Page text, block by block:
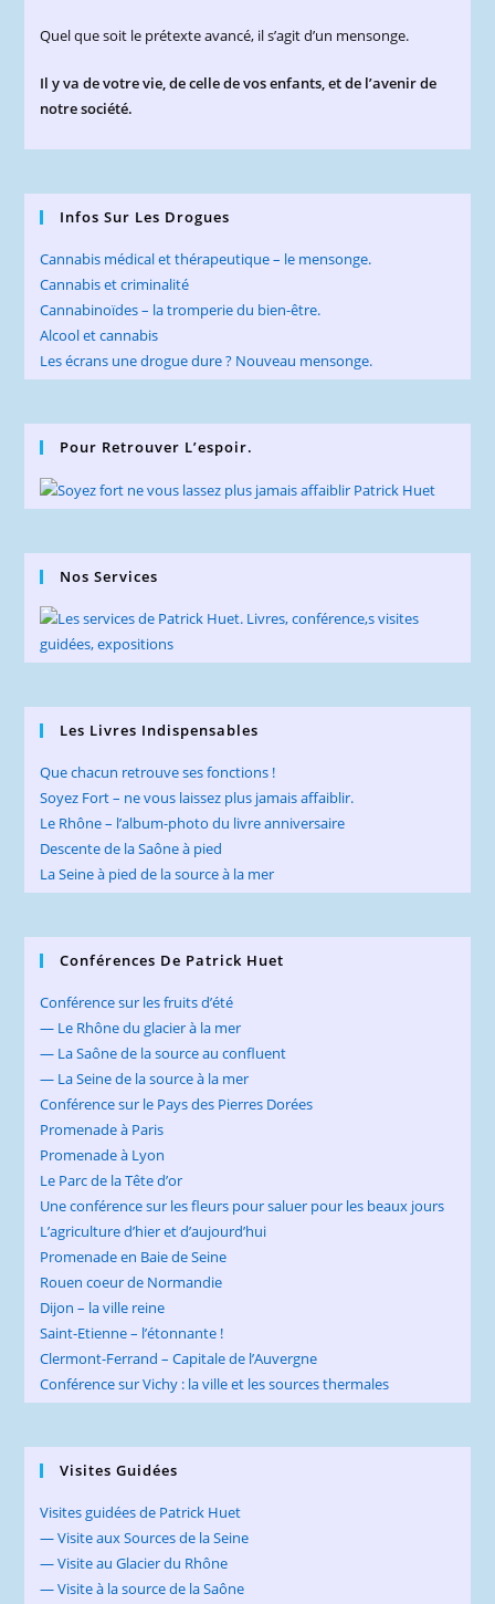
Quel que soit le prétexte avancé, il s’agit d’un mensonge.
Il y va de votre vie, de celle de vos enfants, et de l’avenir de
notre société.
Infos Sur Les Drogues
Cannabis médical et thérapeutique – le mensonge.
Cannabis et criminalité
Cannabinoïdes – la tromperie du bien-être.
Alcool et cannabis
Les écrans une drogue dure ? Nouveau mensonge.
Pour Retrouver L’espoir.
Nos Services
Les Livres Indispensables
Que chacun retrouve ses fonctions !
Soyez Fort – ne vous laissez plus jamais affaiblir.
Le Rhône – l’album-photo du livre anniversaire
Descente de la Saône à pied
La Seine à pied de la source à la mer
Conférences De Patrick Huet
Conférence sur les fruits d’été
— Le Rhône du glacier à la mer
— La Saône de la source au confluent
— La Seine de la source à la mer
Conférence sur le Pays des Pierres Dorées
Promenade à Paris
Promenade à Lyon
Le Parc de la Tête d’or
Une conférence sur les fleurs pour saluer pour les beaux jours
L’agriculture d’hier et d’aujourd’hui
Promenade en Baie de Seine
Rouen coeur de Normandie
Dijon – la ville reine
Saint-Etienne – l’étonnante !
Clermont-Ferrand – Capitale de l’Auvergne
Conférence sur Vichy : la ville et les sources thermales
Visites Guidées
Visites guidées de Patrick Huet
— Visite aux Sources de la Seine
— Visite au Glacier du Rhône
— Visite à la source de la Saône